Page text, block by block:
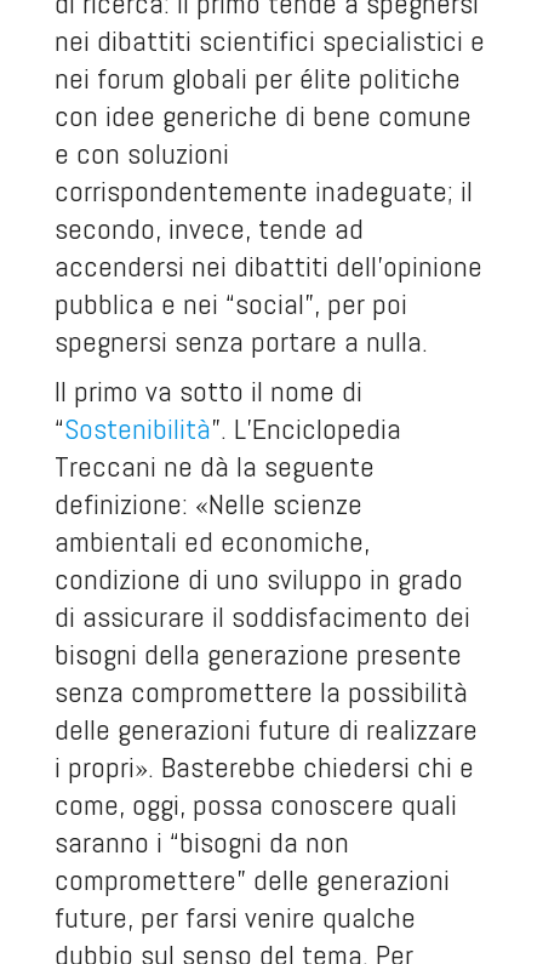
nei dibattiti scientifici specialistici e
nei forum globali per élite politiche
con idee generiche di bene comune
e con soluzioni
corrispondentemente inadeguate; il
secondo, invece, tende ad
accendersi nei dibattiti dell’opinione
pubblica e nei “social”, per poi
spegnersi senza portare a nulla.
Il primo va sotto il nome di
“Sostenibilità”. L’Enciclopedia
Treccani ne dà la seguente
definizione: «Nelle scienze
ambientali ed economiche,
condizione di uno sviluppo in grado
di assicurare il soddisfacimento dei
bisogni della generazione presente
senza compromettere la possibilità
delle generazioni future di realizzare
i propri». Basterebbe chiedersi chi e
come, oggi, possa conoscere quali
saranno i “bisogni da non
compromettere” delle generazioni
future, per farsi venire qualche
dubbio sul senso del tema. Per